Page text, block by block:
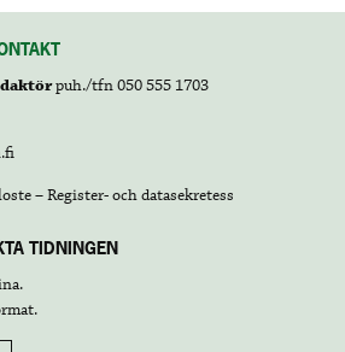
puh./tfn 050 555 1703
– Register- och datasekretess
TIDNINGEN
.
.